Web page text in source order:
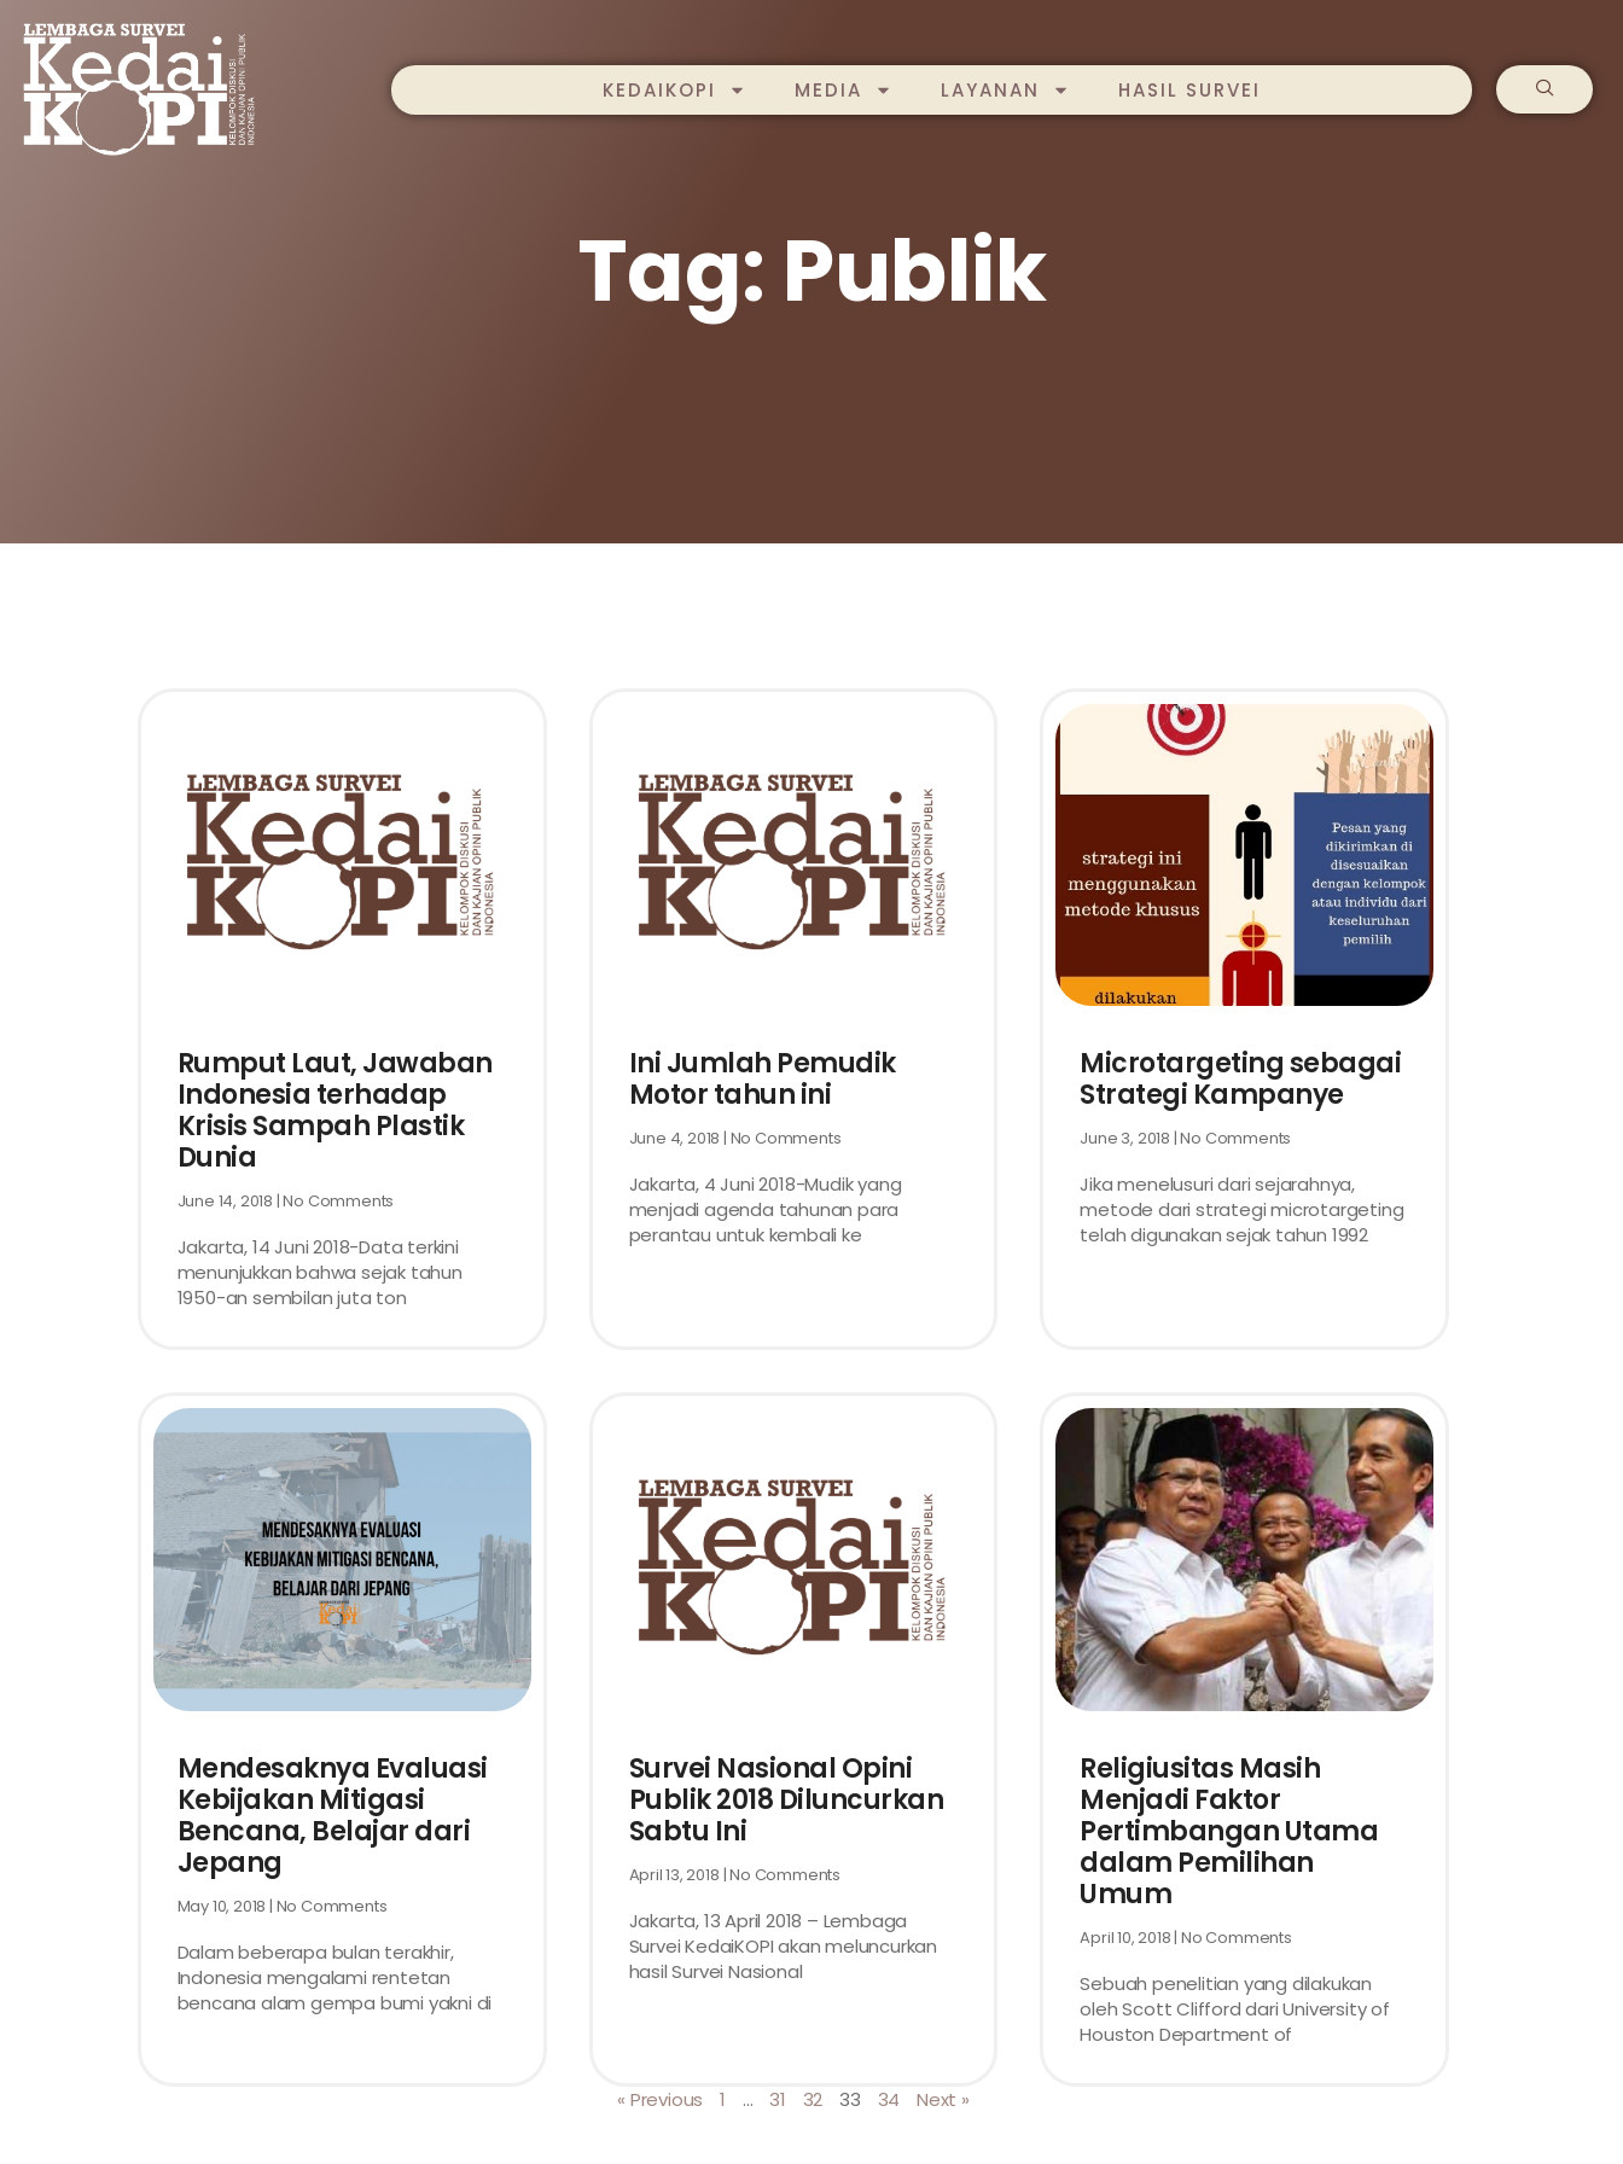
KEDAIKOPI MEDIA LAYANAN HASIL SURVEI
Tag: Publik
Rumput Laut, Jawaban
Indonesia terhadap
Krisis Sampah Plastik
Dunia
June 14, 2018 No Comments
Jakarta, 14 Juni 2018-Data terkini
menunjukkan bahwa sejak tahun
1950-an sembilan juta ton
Ini Jumlah Pemudik
Motor tahun ini
June 4, 2018 No Comments
Jakarta, 4 Juni 2018-Mudik yang
menjadi agenda tahunan para
perantau untuk kembali ke
Microtargeting sebagai
Strategi Kampanye
June 3, 2018 No Comments
Jika menelusuri dari sejarahnya,
metode dari strategi microtargeting
telah digunakan sejak tahun 1992
Mendesaknya Evaluasi
Kebijakan Mitigasi
Bencana, Belajar dari
Jepang
May 10, 2018 No Comments
Dalam beberapa bulan terakhir,
Indonesia mengalami rentetan
bencana alam gempa bumi yakni di
Survei Nasional Opini
Publik 2018 Diluncurkan
Sabtu Ini
April 13, 2018 No Comments
Jakarta, 13 April 2018 – Lembaga
Survei KedaiKOPI akan meluncurkan
hasil Survei Nasional
Religiusitas Masih
Menjadi Faktor
Pertimbangan Utama
dalam Pemilihan
Umum
April 10, 2018 No Comments
Sebuah penelitian yang dilakukan
oleh Scott Clifford dari University of
Houston Department of
« Previous 1 … 31 32 33 34 Next »